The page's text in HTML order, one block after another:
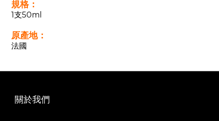
規格：
1支50ml
原產地：
法國
關於我們